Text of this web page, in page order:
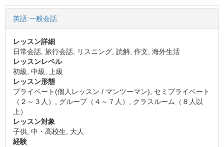
英語:一般会話
レッスン詳細
日常会話, 旅行会話, リスニング, 読解, 作文, 海外生活
レッスンレベル
初級, 中級, 上級
レッスン形態
プライベート(個人レッスン / マンツーマン), セミプライベート
（２～３人）, グループ（４～７人）, クラスルーム（８人以
上）
レッスン対象
子供, 中・高校生, 大人
経験